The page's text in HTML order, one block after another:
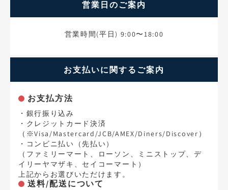
営業日のご案内
営業時間(平日) 9:00〜18:00
お支払いに関するご案内
お支払方法
・銀行振り込み
・クレジットカード決済
（※Visa/Mastercard/JCB/AMEX/Diners/Discover）
・コンビニ払い（先払い）
（ファミリーマート、ローソン、ミニストップ、デ
イリーヤマザキ、セイコーマート）
上記からお選びいただけます。
送料/配送について